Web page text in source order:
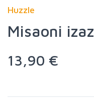
Huzzle
Misaoni
13,90 €